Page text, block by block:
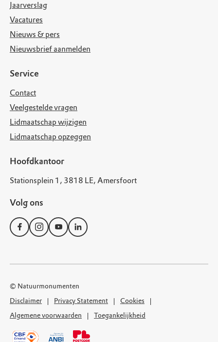
Jaarverslag
Vacatures
Nieuws & pers
Nieuwsbrief aanmelden
Service
Contact
Veelgestelde vragen
Lidmaatschap wijzigen
Lidmaatschap opzeggen
Hoofdkantoor
Stationsplein 1, 3818 LE, Amersfoort
Volg ons
© Natuurmonumenten
Disclaimer
Privacy Statement
Cookies
Algemene voorwaarden
Toegankelijkheid